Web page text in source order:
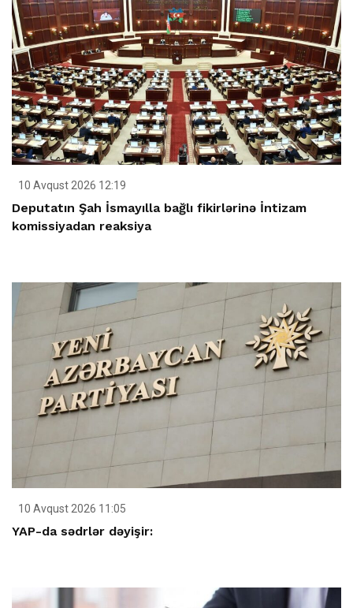
10 Avqust 2026 12:19
Deputatın Şah İsmayılla bağlı fikirlərinə İntizam
komissiyadan reaksiya
10 Avqust 2026 11:05
YAP-da sədrlər dəyişir: